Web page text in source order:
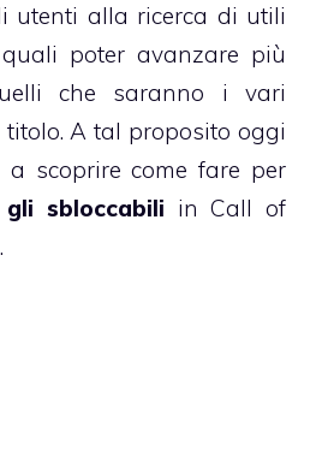
utenti alla ricerca di utili
poter avanzare più
che saranno i vari
A tal proposito oggi
scoprire come fare per
sbloccabili in Call of